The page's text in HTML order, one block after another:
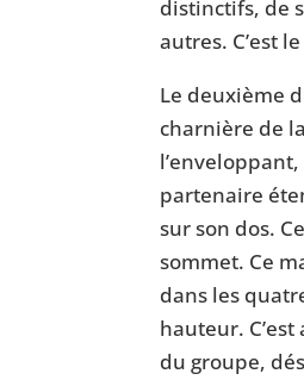
distinctifs, de
autres. C’est
Le deuxième
charnière de
partenaire
sur son dos.
sommet. Ce
dans les
hauteur.
du groupe,